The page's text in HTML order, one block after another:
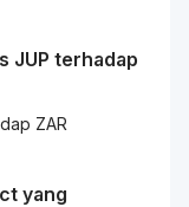
JUP terhadap
ZAR
yang